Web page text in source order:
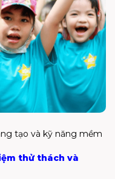
tạo và kỹ năng mềm
thử thách và